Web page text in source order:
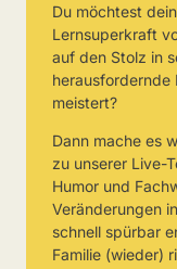
Du möchtest
Lernsuperkraft
auf den Stolz in
herausfordernde
meistert?
Dann mache es
zu unserer Live-
Humor und
Veränderungen
schnell spürbar
Familie (wieder)